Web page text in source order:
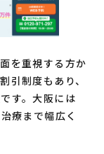
を重視する方か
引制度もあり、
す。大阪には
療まで幅広く